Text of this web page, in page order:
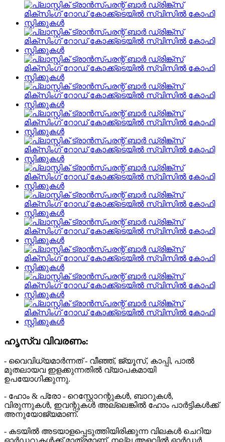
ഹൃസ്വ വിവരണം:
- വൈവിധ്യമാർന്നത് - വീഞ്ഞ്, ജ്യൂസ്, കാപ്പി, പാൽ
മുതലായവ ഇളക്കുന്നതിൽ വ്യാപകമായി
ഉപയോഗിക്കുന്നു.
- ഹോം & പ്രോ - റെസ്റ്റോറന്റുകൾ, ബാറുകൾ,
വിരുന്നുകൾ, ഇവന്റുകൾ അല്ലെങ്കിൽ ഹോം പാർട്ടികൾക്ക്
അനുയോജ്യമാണ്.
- കടയിൽ അടയാളപ്പെടുത്തിയിരിക്കുന്ന വിലകൾ ചെറിയ
ഓർഡറുകൾക്ക് മാത്രമാണ്. നല്ല അളവിൽ ഓർഡർ